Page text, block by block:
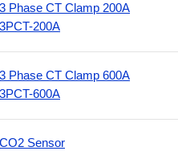
3 Phase CT Clamp 200A
3PCT-200A
3 Phase CT Clamp 600A
3PCT-600A
CO2 Sensor